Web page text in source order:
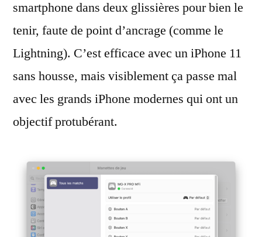
smartphone dans deux glissières pour bien le
tenir, faute de point d’ancrage (comme le
Lightning). C’est efficace avec un iPhone 11
sans housse, mais visiblement ça passe mal
avec les grands iPhone modernes qui ont un
objectif protubérant.